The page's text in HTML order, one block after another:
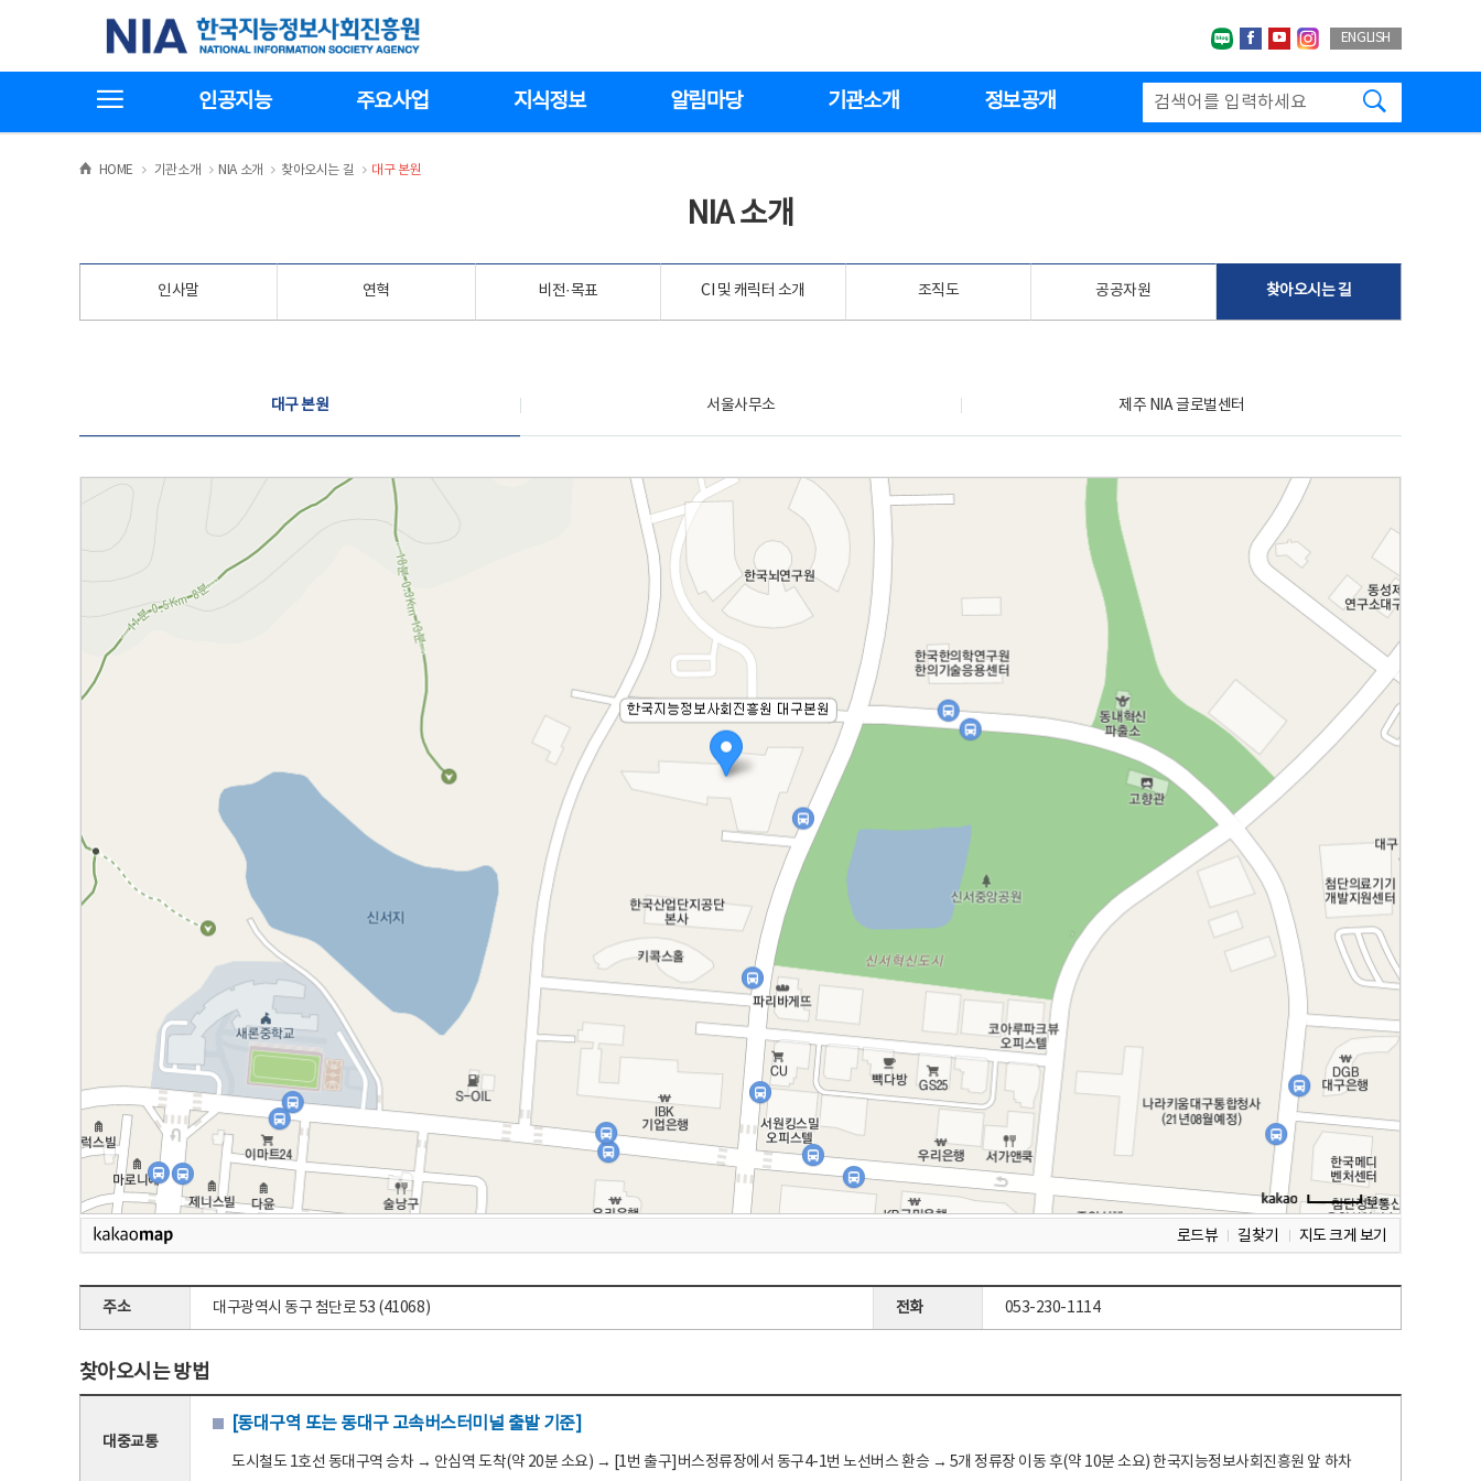
기
한국지능정보사회진흥원
네이버블로그
페이스북
유투브인스타그랩
ENGLISH
인공지능 주요사업 지식정보 알림마당 기관소개 정보공개
HOME >
기관소개 >NIA 소개 >
찾아오시는 길 >
대구 본원
NIA 소개
인사말 연혁 비전·목표 CI 및 캐릭터 소개 조직도 공공자원 찾아오시는 길
대구 본원 서울사무소 제주 NIA 글로벌센터
로드뷰 길찾기 지도 크게 보기
주소 대구광역시 동구 첨단로 53 (41068) 전화 053-230-1114
찾아오시는 방법
대중교통
[동대구역 또는 동대구 고속버스터미널 출발 기준]
도시철도 1호선 동대구역 승차 → 안심역 도착(약 20분 소요) → [1번 출구]버스정류장에서 동구4-1번 노선버스 환승 → 5개 정류장 이동 후(약 10분 소요) 한국지능정보사회진흥원 앞 하차